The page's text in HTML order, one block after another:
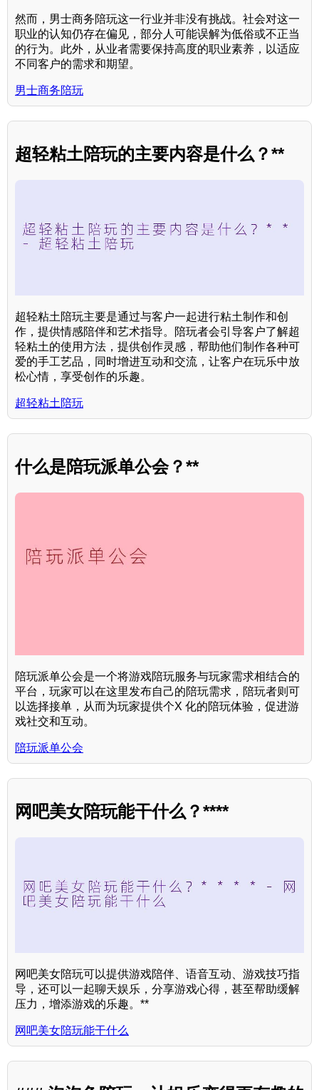
然而，男士商务陪玩这一行业并非没有挑战。社会对这一
职业的认知仍存在偏见，部分人可能误解为低俗或不正当
的行为。此外，从业者需要保持高度的职业素养，以适应
不同客户的需求和期望。
男士商务陪玩
超轻粘土陪玩的主要内容是什么？**
超轻粘土陪玩主要是通过与客户一起进行粘土制作和创
作，提供情感陪伴和艺术指导。陪玩者会引导客户了解超
轻粘土的使用方法，提供创作灵感，帮助他们制作各种可
爱的手工艺品，同时增进互动和交流，让客户在玩乐中放
松心情，享受创作的乐趣。
超轻粘土陪玩
什么是陪玩派单公会？**
陪玩派单公会是一个将游戏陪玩服务与玩家需求相结合的
平台，玩家可以在这里发布自己的陪玩需求，陪玩者则可
以选择接单，从而为玩家提供个X 化的陪玩体验，促进游
戏社交和互动。
陪玩派单公会
网吧美女陪玩能干什么？****
网吧美女陪玩可以提供游戏陪伴、语音互动、游戏技巧指
导，还可以一起聊天娱乐，分享游戏心得，甚至帮助缓解
压力，增添游戏的乐趣。**
网吧美女陪玩能干什么